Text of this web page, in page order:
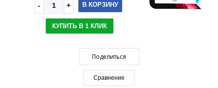
В КОРЗИНУ
КУПИТЬ В 1 КЛИК
Поделиться
Сравнение